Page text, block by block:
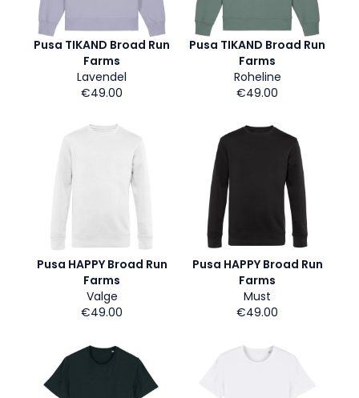
Pusa TIKAND Broad Run
Farms
Lavendel
€49.00
Pusa TIKAND Broad Run
Farms
Roheline
€49.00
Pusa HAPPY Broad Run
Farms
Valge
€49.00
Pusa HAPPY Broad Run
Farms
Must
€49.00